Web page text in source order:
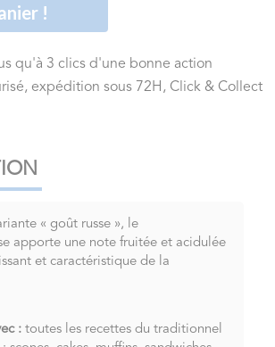
!
qu'à 3 clics d'une bonne action
expédition sous 72H, Click & Collect
« goût russe », le
apporte une note fruitée et acidulée
et caractéristique de la
: toutes les recettes du traditionnel